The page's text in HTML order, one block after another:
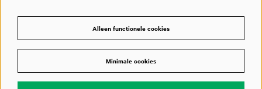
Alleen functionele cookies
Minimale cookies